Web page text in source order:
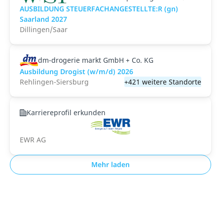
AUSBILDUNG STEUERFACHANGESTELLTE:R (gn)
Saarland 2027
Dillingen/Saar
dm-drogerie markt GmbH + Co. KG
Ausbildung Drogist (w/m/d) 2026
Rehlingen-Siersburg
+421 weitere Standorte
Karriereprofil erkunden
EWR AG
Mehr laden